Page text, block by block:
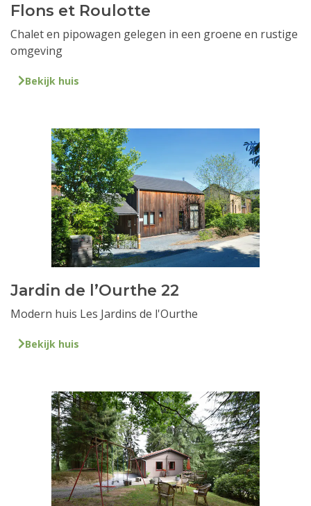
Flons et Roulotte
Chalet en pipowagen gelegen in een groene en rustige
omgeving
Bekijk huis
Jardin de l’Ourthe 22
Modern huis Les Jardins de l'Ourthe
Bekijk huis